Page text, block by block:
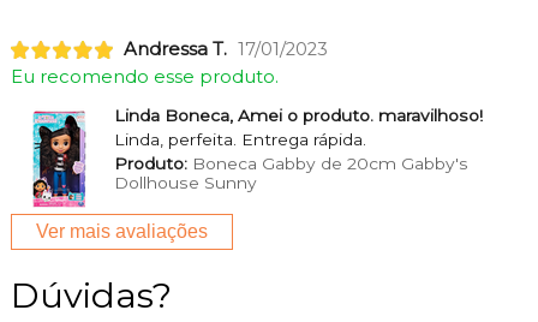
Andressa T. 17/01/2023
Eu recomendo esse produto.
Linda Boneca, Amei o produto. maravilhoso!
Linda, perfeita. Entrega rápida.
Produto:Boneca Gabby de 20cm Gabby's
Dollhouse Sunny
Ver mais avaliações
Dúvidas?